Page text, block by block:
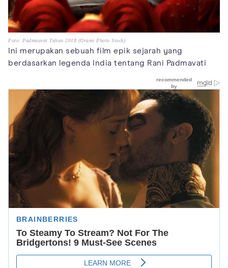
Foto: Padmaavat Tahun 2018 (Orami Photo Stock)
Ini merupakan sebuah film epik sejarah yang
berdasarkan legenda India tentang Rani Padmavati